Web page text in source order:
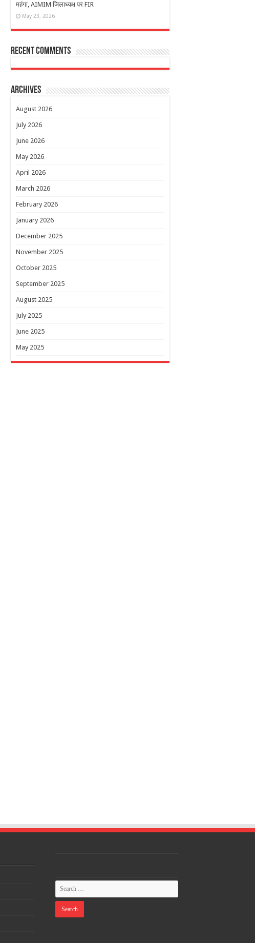
महंगा, AIMIM जिलाध्यक्ष पर FIR
May 23, 2026
Recent Comments
Archives
August 2026
July 2026
June 2026
May 2026
April 2026
March 2026
February 2026
January 2026
December 2025
November 2025
October 2025
September 2025
August 2025
July 2025
June 2025
May 2025